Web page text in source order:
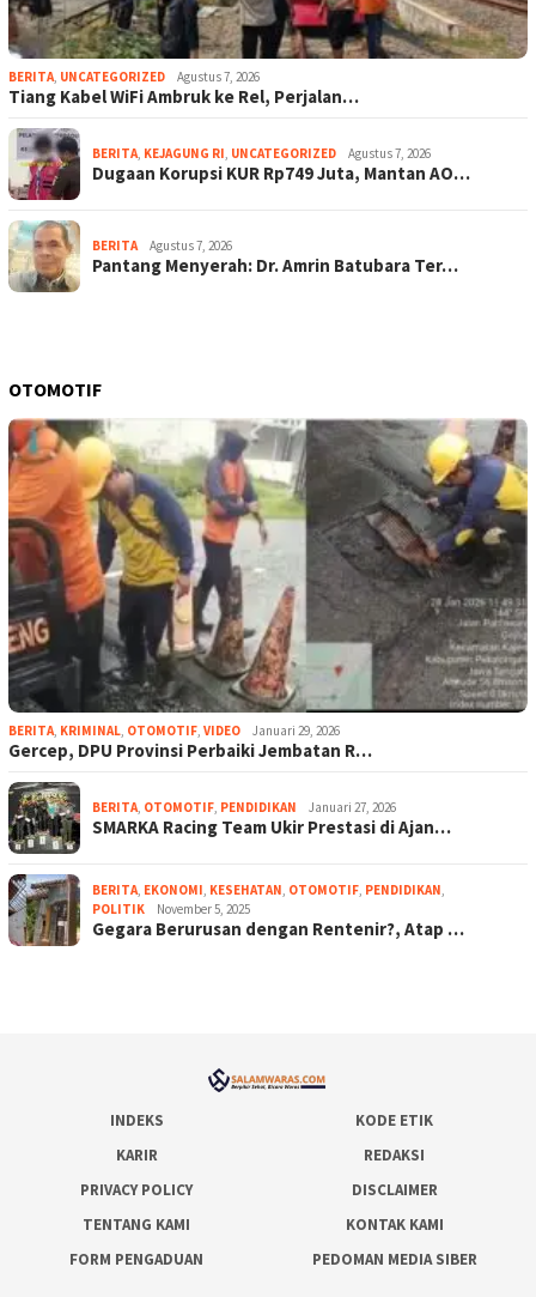
BERITA, UNCATEGORIZED Agustus 7, 2026
Tiang Kabel WiFi Ambruk ke Rel, Perjalan…
BERITA, KEJAGUNG RI, UNCATEGORIZED Agustus 7, 2026
Dugaan Korupsi KUR Rp749 Juta, Mantan AO…
BERITA Agustus 7, 2026
Pantang Menyerah: Dr. Amrin Batubara Ter…
OTOMOTIF
BERITA, KRIMINAL, OTOMOTIF, VIDEO Januari 29, 2026
Gercep, DPU Provinsi Perbaiki Jembatan R…
BERITA, OTOMOTIF, PENDIDIKAN Januari 27, 2026
SMARKA Racing Team Ukir Prestasi di Ajan…
BERITA, EKONOMI, KESEHATAN, OTOMOTIF, PENDIDIKAN,
POLITIK
November 5, 2025
Gegara Berurusan dengan Rentenir?, Atap …
INDEKS
KODE ETIK
KARIR
REDAKSI
PRIVACY POLICY
DISCLAIMER
TENTANG KAMI
KONTAK KAMI
FORM PENGADUAN
PEDOMAN MEDIA SIBER